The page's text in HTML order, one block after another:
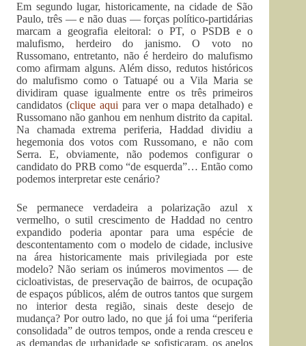
Em segundo lugar, historicamente, na cidade de São
Paulo, três — e não duas — forças político-partidárias
marcam a geografia eleitoral: o PT, o PSDB e o
malufismo, herdeiro do janismo. O voto no
Russomano, entretanto, não é herdeiro do malufismo
como afirmam alguns. Além disso, redutos históricos
do malufismo como o Tatuapé ou a Vila Maria se
dividiram quase igualmente entre os três primeiros
candidatos (clique aqui para ver o mapa detalhado) e
Russomano não ganhou em nenhum distrito da capital.
Na chamada extrema periferia, Haddad dividiu a
hegemonia dos votos com Russomano, e não com
Serra. E, obviamente, não podemos configurar o
candidato do PRB como “de esquerda”… Então como
podemos interpretar este cenário?
Se permanece verdadeira a polarização azul x
vermelho, o sutil crescimento de Haddad no centro
expandido poderia apontar para uma espécie de
descontentamento com o modelo de cidade, inclusive
na área historicamente mais privilegiada por este
modelo? Não seriam os inúmeros movimentos — de
cicloativistas, de preservação de bairros, de ocupação
de espaços públicos, além de outros tantos que surgem
no interior desta região, sinais deste desejo de
mudança? Por outro lado, no que já foi uma “periferia
consolidada” de outros tempos, onde a renda cresceu e
as demandas de urbanidade se sofisticaram, os apelos